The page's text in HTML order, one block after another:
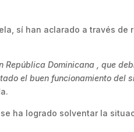
sí han aclarado a través
República Dominicana , que
el buen funcionamiento del
ha logrado solventar la